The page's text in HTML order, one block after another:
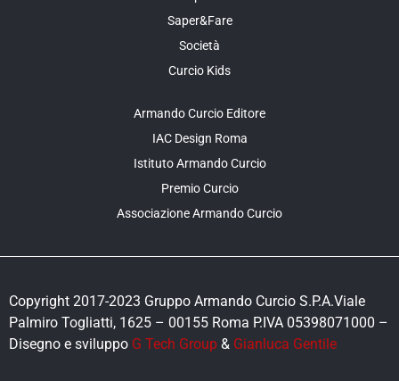
Saper&Fare
Società
Curcio Kids
Armando Curcio Editore
IAC Design Roma
Istituto Armando Curcio
Premio Curcio
Associazione Armando Curcio
Copyright 2017-2023 Gruppo Armando Curcio S.P.A.Viale
Palmiro Togliatti, 1625 – 00155 Roma P.IVA 05398071000 –
Disegno e sviluppo G Tech Group & Gianluca Gentile